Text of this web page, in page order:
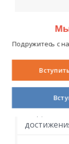
Мы
Подружитесь с